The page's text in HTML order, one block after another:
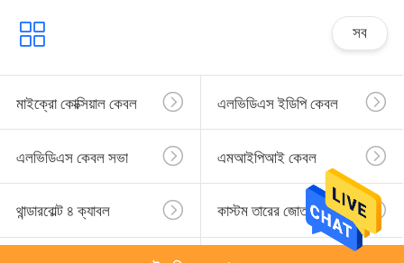
সব
মাইক্রো কোক্সিয়াল কেবল এলভিডিএস ইডিপি কেবল
এলভিডিএস কেবল সভা এমআইপিআই কেবল
থান্ডারবোল্ট ৪ ক্যাবল কাস্টম তারের জোতা